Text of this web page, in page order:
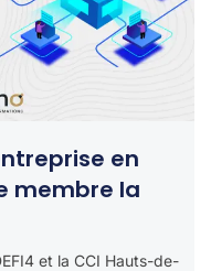
en
membre la
et la CCI Hauts-de-